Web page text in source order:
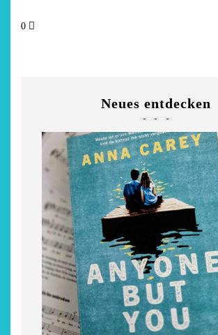
Neues entdecken
0